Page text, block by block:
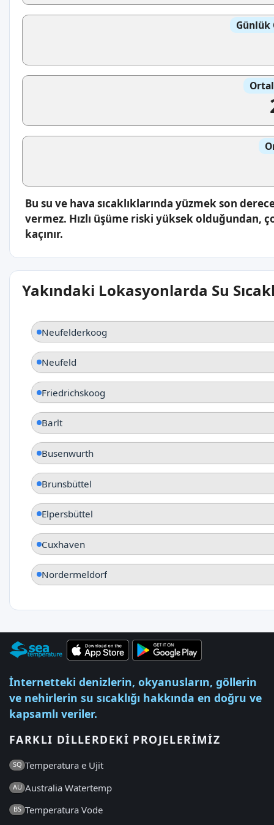
Günlük
Bu su ve hava sıcaklıklarında yüzmek son
vermez. Hızlı üşüme riski yüksek olduğundan,
kaçınır.
Yakındaki Lokasyonlarda Su
Neufelderkoog
Neufeld
Friedrichskoog
Barlt
Busenwurth
Brunsbüttel
Elpersbüttel
Cuxhaven
Nordermeldorf
İnternetteki denizlerin, okyanusların, göllerin
ve nehirlerin su sıcaklığı hakkında en doğru ve
kapsamlı veriler.
FARKLI DILLERDEKI PROJELERIMIZ
SQ Temperatura e Ujit
AU Australia Watertemp
BS Temperatura Vode